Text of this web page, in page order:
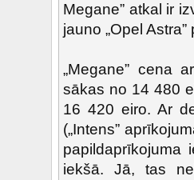
Megane” atkal ir
jauno „Opel
„Megane” cena
sākas no 14 480
16 420 eiro. Ar
(„Intens”
papildaprīkojuma
iekšā. Jā, tas